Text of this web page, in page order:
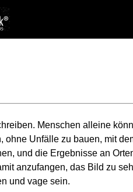
Menschen alleine
Unfälle zu bauen, mit
und die Ergebnisse an
anzufangen, das Bild zu
und vage sein.